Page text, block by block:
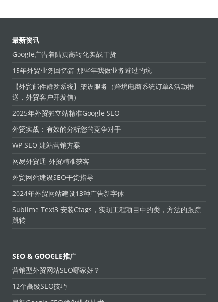
最新资讯
Google广告着陆页高转化实战干货
15年外贸业务回忆篇-那些年我做业务避过的坑
【外贸邮件群发系统】架设服务（跨境电商系统订单&活动推
送，外贸客户开发信）
2025年外贸独立站精准Google SEO
外贸实战：有效的分析您的竞争对手
WP SEO 建站营销方案
网易外贸通-外贸精准获客
外贸网站建设SEO干货指导
2024年外贸网站建设13种广告新字体
Sublime Text3 安装Ctags，实现工程项目中的类，方法的跟踪
跳转
SEO & GOOGLE推广
营销型外贸网站SEO哪家好？
12个高级SEO技巧